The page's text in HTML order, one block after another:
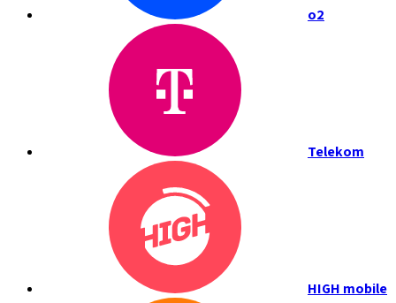
o2
Telekom
HIGH mobile